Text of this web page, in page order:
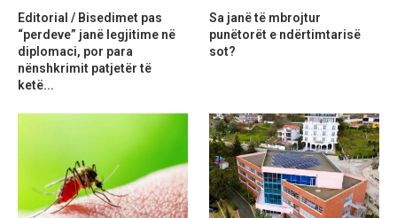
Editorial / Bisedimet pas
“perdeve” janë legjitime në
diplomaci, por para
nënshkrimit patjetër të
ketë...
Sa janë të mbrojtur
punëtorët e ndërtimtarisë
sot?